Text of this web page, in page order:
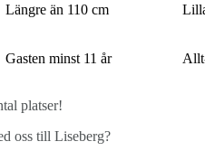
Längre än 110 cm
Gasten minst 11 år
platser!
oss till Liseberg?